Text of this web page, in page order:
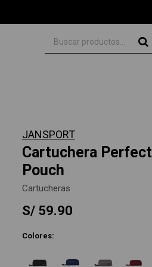
JANSPORT
Cartuchera Perfect
Pouch
Cartucheras
S/ 59.90
Colores: